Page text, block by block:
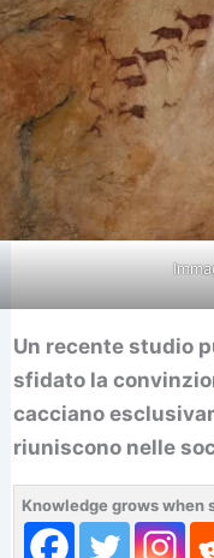
Un recente studio
sfidato la
cacciano
riuniscono nelle
Knowledge grows when